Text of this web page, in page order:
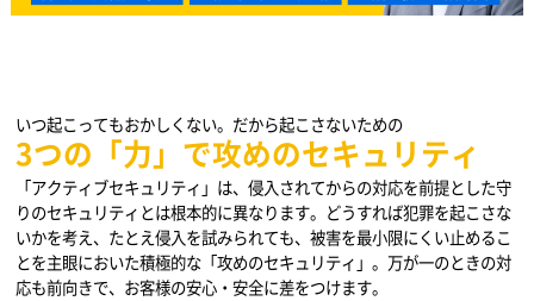
いつ起こってもおかしくない。だから起こさないための
3つの「力」で攻めのセキュリティ
「アクティブセキュリティ」は、侵入されてからの対応を前提とした守
りのセキュリティとは根本的に異なります。どうすれば犯罪を起こさな
いかを考え、たとえ侵入を試みられても、被害を最小限にくい止めるこ
とを主眼においた積極的な「攻めのセキュリティ」。万が一のときの対
応も前向きで、お客様の安心・安全に差をつけます。